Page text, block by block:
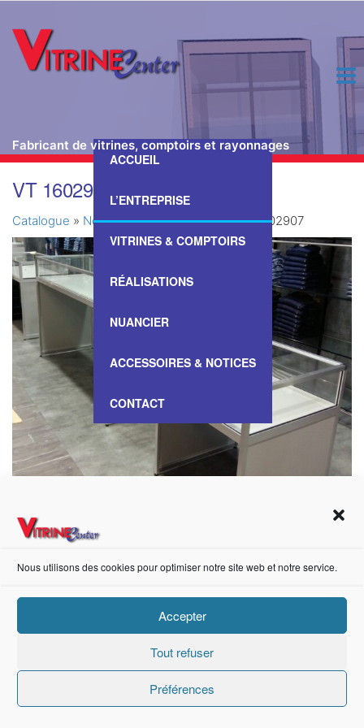
Nous utilisons des cookies pour optimiser notre site web et notre service.
Accepter
Tout refuser
Préférences
Fabricant de vitrines, comptoirs et rayonnages
ACCUEIL
L’ENTREPRISE
VITRINES & COMPTOIRS
RÉALISATIONS
NUANCIER
ACCESSOIRES & NOTICES
CONTACT
VT 1602907
Catalogue » Nos Vitrines & Comptoirs»VT 1602907
https://fr-fr.facebook.com/pages/category/Metal-Supplier/Vitrine-Center-1847745018840053/